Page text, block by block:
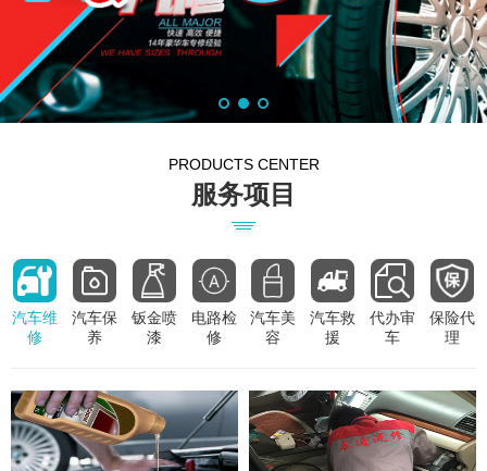
PRODUCTS CENTER
服务项目
汽车维
修
汽车保
养
钣金喷
漆
电路检
修
汽车美
容
汽车救
援
代办审
车
保险代
理